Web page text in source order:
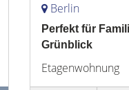
Berlin
Perfekt für
Grünblick
Etagenwohnung